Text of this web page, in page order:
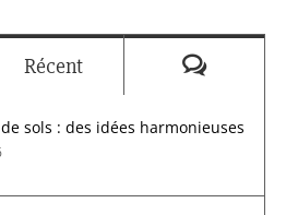
Récent
sols : des idées harmonieuses